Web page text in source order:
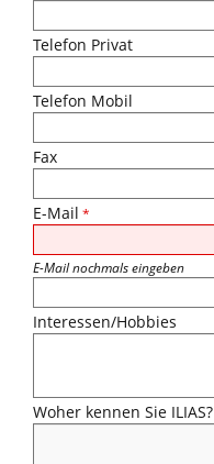
Telefon Privat
Telefon Mobil
Fax
E-Mail *
E-Mail nochmals eingeben
Interessen/Hobbies
Woher kennen Sie ILIAS?